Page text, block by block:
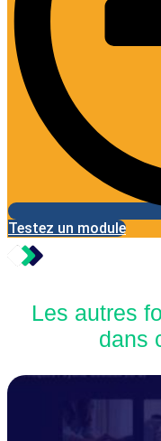
Testez un module
Les autres
dans